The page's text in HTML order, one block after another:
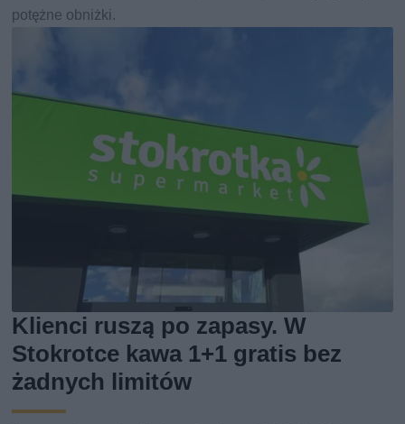
potężne obniżki.
Klienci ruszą po zapasy. W
Stokrotce kawa 1+1 gratis bez
żadnych limitów